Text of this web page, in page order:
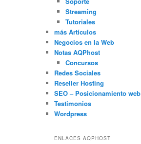
Streaming
Tutoriales
más Artículos
Negocios en la Web
Notas AQPhost
Concursos
Redes Sociales
Reseller Hosting
SEO – Posicionamiento web
Testimonios
Wordpress
ENLACES AQPHOST